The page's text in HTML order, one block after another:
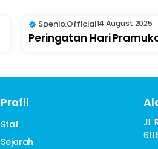
Spenio.official14 August 2025
Peringatan Hari
Profil
Staf
Sejarah
Jl.